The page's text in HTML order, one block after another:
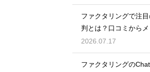
ファクタリングで注
判とは？口コミからメ
底解説
2026.07.17
ファクタリングの